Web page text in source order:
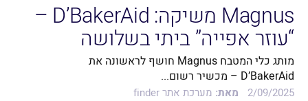
Magnus משיקה: D’BakerAid –
“עוזר אפייה” ביתי בשלושה
שלבים
מותג כלי המטבח Magnus חושף לראשונה את
D’BakerAid – מכשיר רשום...
2/09/2025 מאת: מערכת אתר finder